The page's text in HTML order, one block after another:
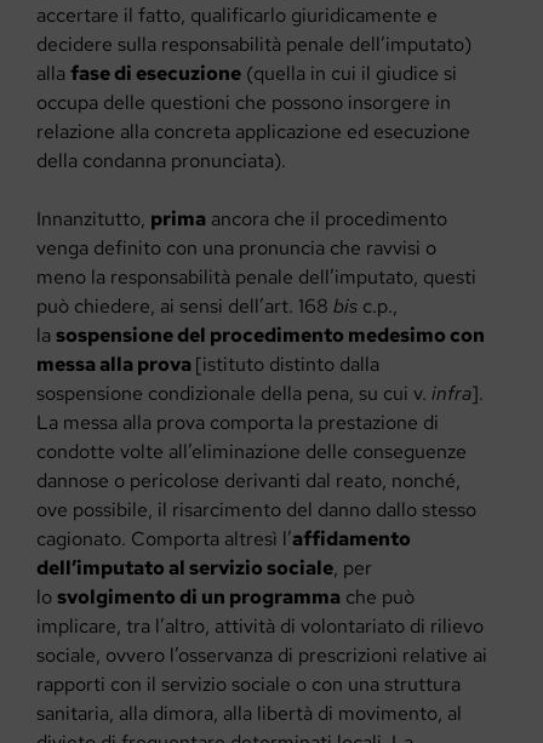
accertare il fatto, qualificarlo giuridicamente e
decidere sulla responsabilità penale dell’imputato)
alla fase di esecuzione (quella in cui il giudice si
occupa delle questioni che possono insorgere in
relazione alla concreta applicazione ed esecuzione
della condanna pronunciata).
Innanzitutto, prima ancora che il procedimento
venga definito con una pronuncia che ravvisi o
meno la responsabilità penale dell’imputato, questi
può chiedere, ai sensi dell’art. 168 bis c.p.,
la sospensione del procedimento medesimo con
messa alla prova[istituto distinto dalla
sospensione condizionale della pena, su cui v. infra].
La messa alla prova comporta la prestazione di
condotte volte all’eliminazione delle conseguenze
dannose o pericolose derivanti dal reato, nonché,
ove possibile, il risarcimento del danno dallo stesso
cagionato. Comporta altresì l’affidamento
dell’imputato al servizio sociale, per
losvolgimento di un programma che può
implicare, tra l’altro, attività di volontariato di rilievo
sociale, ovvero l’osservanza di prescrizioni relative ai
rapporti con il servizio sociale o con una struttura
sanitaria, alla dimora, alla libertà di movimento, al